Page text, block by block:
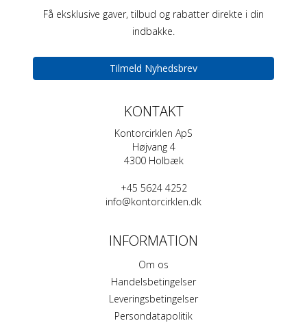
Få eksklusive gaver, tilbud og rabatter direkte i din
indbakke.
Tilmeld Nyhedsbrev
KONTAKT
Kontorcirklen ApS
Højvang 4
4300 Holbæk
+45 5624 4252
info@kontorcirklen.dk
INFORMATION
Om os
Handelsbetingelser
Leveringsbetingelser
Persondatapolitik